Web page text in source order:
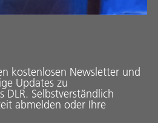
kostenlosen Newsletter und
Updates zu
DLR. Selbstverständlich
abmelden oder Ihre